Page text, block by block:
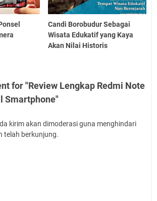
Candi Borobudur Sebagai
Wisata Edukatif yang Kaya
Akan Nilai Historis
for "Review Lengkap Redmi Note
Smartphone"
kirim akan dimoderasi guna menghindari
telah berkunjung.